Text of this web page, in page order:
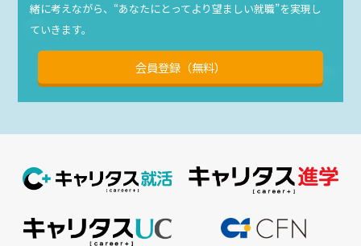
緒に考えながら、“あなたにとってより望ましい就職”を実現し
ていきます。
会員登録（無料）